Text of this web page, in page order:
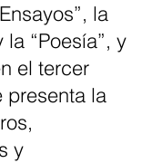
la
la “Poesía”, y
el tercer
presenta la
y